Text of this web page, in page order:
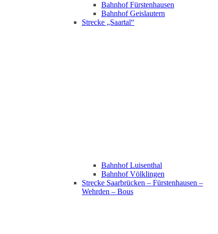
Bahnhof Fürstenhausen
Bahnhof Geislautern
Strecke „Saartal“
Bahnhof Luisenthal
Bahnhof Völklingen
Strecke Saarbrücken – Fürstenhausen –
Wehrden – Bous